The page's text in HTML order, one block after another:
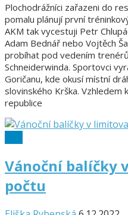
Plochodrážníci zařazeni do
pomalu plánují první
AKM tak vycestuji Petr
Adam Bednář nebo Vojtěch
probíhat pod vedením
Schneiderwinda. Sportovci
Goričanu, kde okusí místní
slovinského Krška. Vzhledem
republice
Vánoční balíčky
počtu